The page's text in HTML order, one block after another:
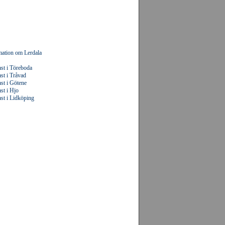
om Lerdala
i Töreboda
i Tråvad
i Götene
i Hjo
i Lidköping